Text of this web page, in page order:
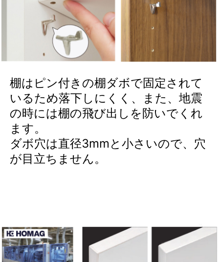
棚はピン付きの棚ダボで固定されて
いるため落下しにくく、また、地震
の時には棚の飛び出しを防いでくれ
ます。
ダボ穴は直径3mmと小さいので、穴
が目立ちません。